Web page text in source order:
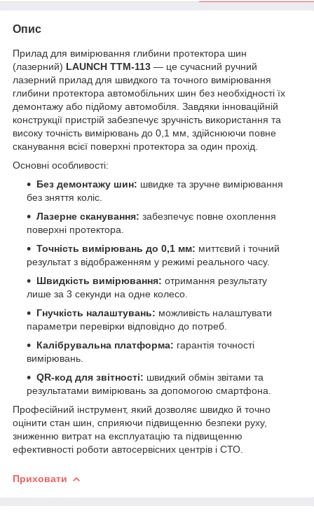
Опис
Прилад для вимірювання глибини протектора шин
(лазерний) LAUNCH TTM-113 — це сучасний ручний
лазерний прилад для швидкого та точного вимірювання
глибини протектора автомобільних шин без необхідності їх
демонтажу або підйому автомобіля. Завдяки інноваційній
конструкції пристрій забезпечує зручність використання та
високу точність вимірювань до 0,1 мм, здійснюючи повне
сканування всієї поверхні протектора за один прохід.
Основні особливості:
Без демонтажу шин: швидке та зручне вимірювання
без зняття коліс.
Лазерне сканування: забезпечує повне охоплення
поверхні протектора.
Точність вимірювань до 0,1 мм: миттєвий і точний
результат з відображенням у режимі реального часу.
Швидкість вимірювання: отримання результату
лише за 3 секунди на одне колесо.
Гнучкість налаштувань: можливість налаштувати
параметри перевірки відповідно до потреб.
Калібрувальна платформа: гарантія точності
вимірювань.
QR-код для звітності: швидкий обмін звітами та
результатами вимірювань за допомогою смартфона.
Професійний інструмент, який дозволяє швидко й точно
оцінити стан шин, сприяючи підвищенню безпеки руху,
зниженню витрат на експлуатацію та підвищенню
ефективності роботи автосервісних центрів і СТО.
Приховати